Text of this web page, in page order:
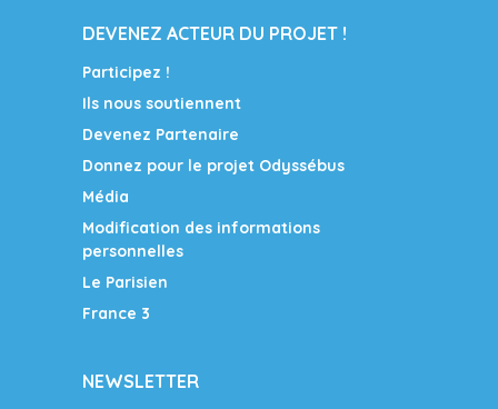
DEVENEZ ACTEUR DU PROJET !
Participez !
Ils nous soutiennent
Devenez Partenaire
Donnez pour le projet Odyssébus
Média
Modification des informations
personnelles
Le Parisien
France 3
NEWSLETTER